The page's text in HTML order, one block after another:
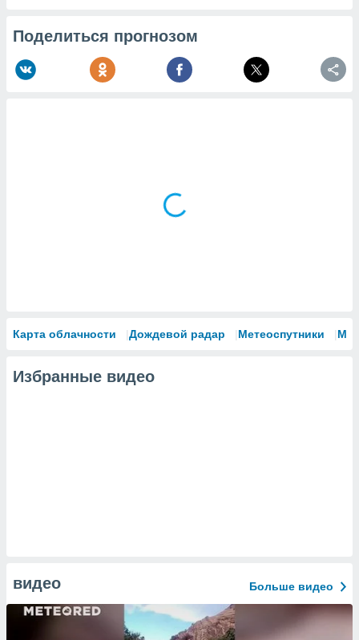
Поделиться прогнозом
Карта облачности Дождевой радар Метеоспутники
Избранные видео
видео Больше видео